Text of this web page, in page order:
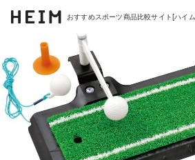
おすすめスポーツ商品比較サイト[ハイ